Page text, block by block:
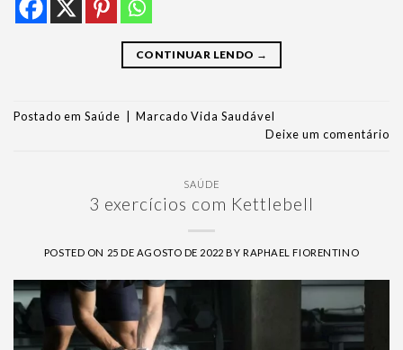
CONTINUAR LENDO →
Postado em Saúde Marcado Vida Saudável
Deixe um comentário
SAÚDE
3 exercícios com Kettlebell
POSTED ON 25 DE AGOSTO DE 2022 BY RAPHAEL FIORENTINO